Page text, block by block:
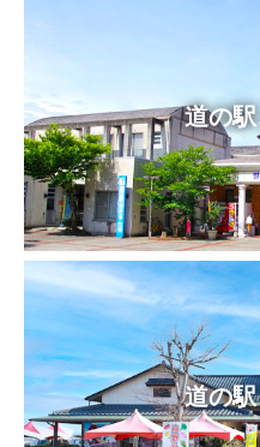
道の
道の